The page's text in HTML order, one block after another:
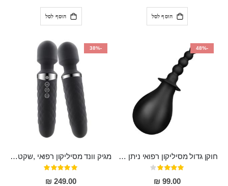
הוסף לסל הוסף לסל
-48%
חוקן גדול מסיליקון רפואי ניתן לשימוש גם כפלאג וגם כחרוזים אנאלים
דירוג:
80%
99.00 ₪
-38%
מגיק וונד מסיליקון רפואי ,שקט במיוחד, נטען בעל 10 מהירויות שונות "Erna"
דירוג:
100%
249.00 ₪